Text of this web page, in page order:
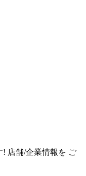
! 店舗/企業情報を ご